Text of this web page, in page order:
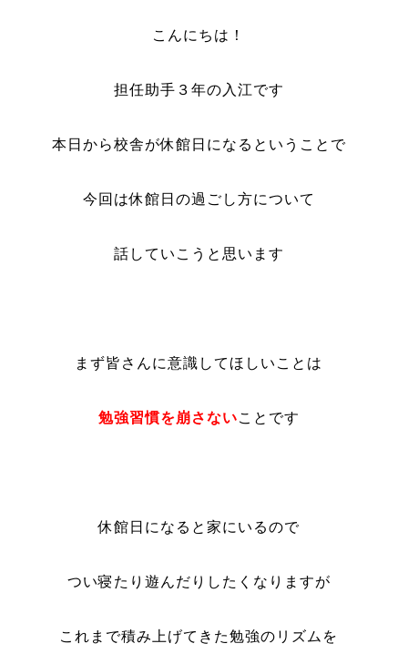
こんにちは！
担任助手３年の入江です
本日から校舎が休館日になるということで
今回は休館日の過ごし方について
話していこうと思います
まず皆さんに意識してほしいことは
勉強習慣を崩さないことです
休館日になると家にいるので
つい寝たり遊んだりしたくなりますが
これまで積み上げてきた勉強のリズムを